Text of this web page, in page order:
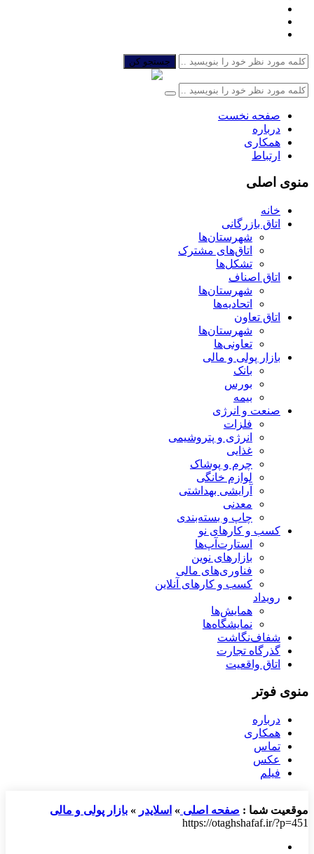
جستجو کن
صفحه نخست
درباره
همکاری
ارتباط
منوی اصلی
خانه
اتاق بازرگانی
شهرستان‌ها
اتاق‌های مشترک
تشکل‌ها
اتاق اصناف
شهرستان‌ها
اتحادیه‌ها
اتاق تعاون
شهرستان‌ها
تعاونی‌ها
بازار پولی و مالی
بانک
بورس
بیمه
صنعت و انرژی
فلزات
انرژی و پتروشیمی
غذایی
چرم و پوشاک
لوازم خانگی
آرایشی بهداشتی
معدنی
چاپ و بسته‌بندی
کسب و کارهای نو
استارت‌آپ‌ها
بازارهای نوین
فناوری‌های مالی
کسب و کارهای آنلاین
رویداد
همایش‌ها
نمایشگاه‌ها
شفاف‌نگاشت
گذرگاه تجارت
اتاق واقعیت
منوی فوتر
درباره
همکاری
تماس
عکس
فیلم
موقعیت شما : صفحه اصلی » اسلایدر » بازار پولی و مالی
https://otaghshafaf.ir/?p=451